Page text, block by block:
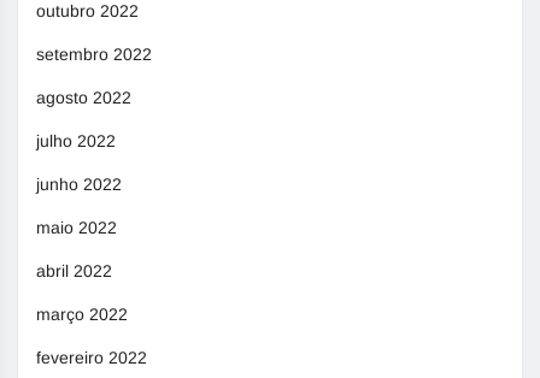
outubro 2022
setembro 2022
agosto 2022
julho 2022
junho 2022
maio 2022
abril 2022
março 2022
fevereiro 2022